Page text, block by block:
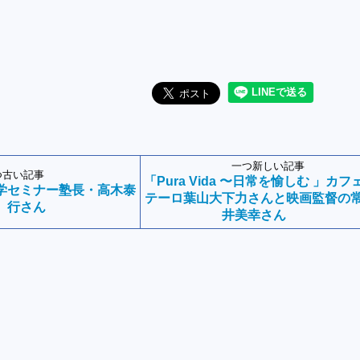
い記事
セミナー塾長・高木泰
行さん
一つ新しい記事
「Pura Vida 〜日常を愉しむ 」カフ
テーロ葉山大下力さんと映画監督の
井美幸さん